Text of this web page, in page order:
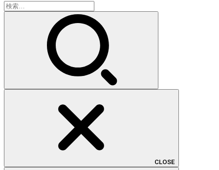
検
索:
CLOSE